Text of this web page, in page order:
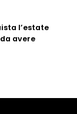
l’estate
avere